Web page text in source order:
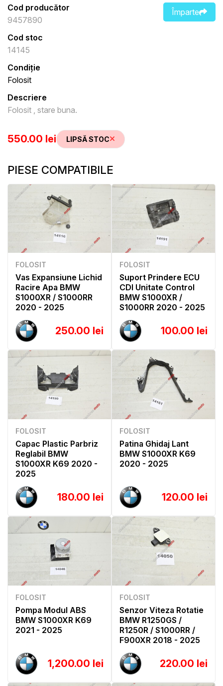
Împarte
Cod producător
9457890
Cod stoc
14145
Condiție
Folosit
Descriere
Folosit , stare buna.
550.00 lei LIPSĂ STOC
PIESE COMPATIBILE
FOLOSIT
Vas Expansiune Lichid
Racire Apa BMW
S1000XR / S1000RR
2020 - 2025
250.00 lei
FOLOSIT
Suport Prindere ECU
CDI Unitate Control
BMW S1000XR /
S1000RR 2020 - 2025
100.00 lei
FOLOSIT
Capac Plastic Parbriz
Reglabil BMW
S1000XR K69 2020 -
2025
180.00 lei
FOLOSIT
Patina Ghidaj Lant
BMW S1000XR K69
2020 - 2025
120.00 lei
FOLOSIT
Pompa Modul ABS
BMW S1000XR K69
2021 - 2025
1,200.00 lei
FOLOSIT
Senzor Viteza Rotatie
BMW R1250GS /
R1250R / S1000RR /
F900XR 2018 - 2025
220.00 lei